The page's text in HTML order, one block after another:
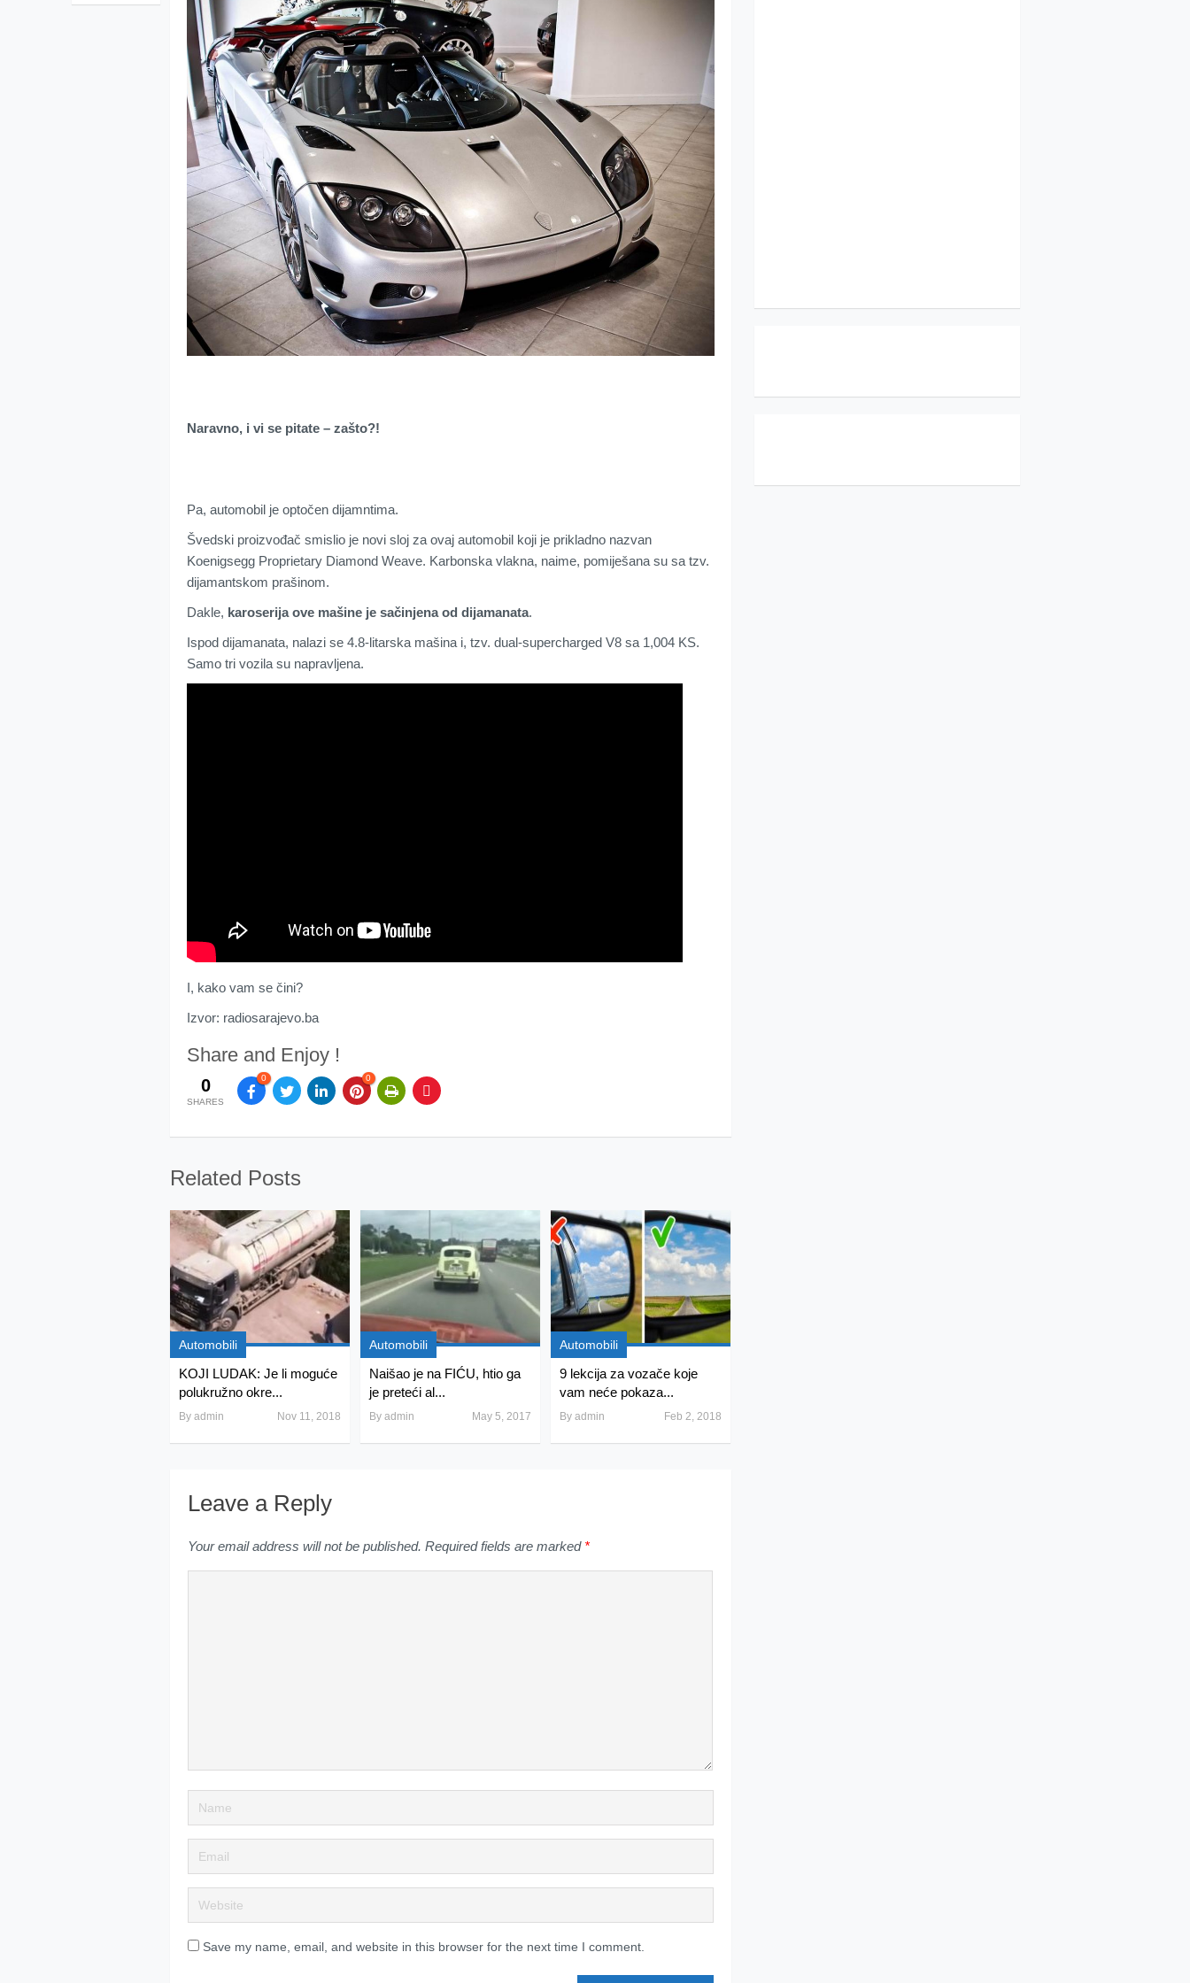
Naravno, i vi se pitate – zašto?!
Pa, automobil je optočen dijamntima.
Švedski proizvođač smislio je novi sloj za ovaj automobil koji je prikladno nazvan
Koenigsegg Proprietary Diamond Weave. Karbonska vlakna, naime, pomiješana su sa tzv.
dijamantskom prašinom.
Dakle, karoserija ove mašine je sačinjena od dijamanata.
Ispod dijamanata, nalazi se 4.8-litarska mašina i, tzv. dual-supercharged V8 sa 1,004 KS.
Samo tri vozila su napravljena.
I, kako vam se čini?
Izvor: radiosarajevo.ba
Share and Enjoy !
0
SHARES
0 0
Related Posts
Automobili
KOJI LUDAK: Je li moguće
polukružno okre...
By admin Nov 11, 2018
Automobili
Naišao je na FIĆU, htio ga
je preteći al...
By admin May 5, 2017
Automobili
9 lekcija za vozače koje
vam neće pokaza...
By admin Feb 2, 2018
Leave a Reply
Your email address will not be published. Required fields are marked *
Save my name, email, and website in this browser for the next time I comment.